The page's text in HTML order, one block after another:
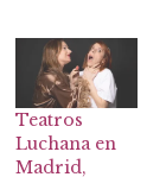
Teatros
Luchana en
Madrid,